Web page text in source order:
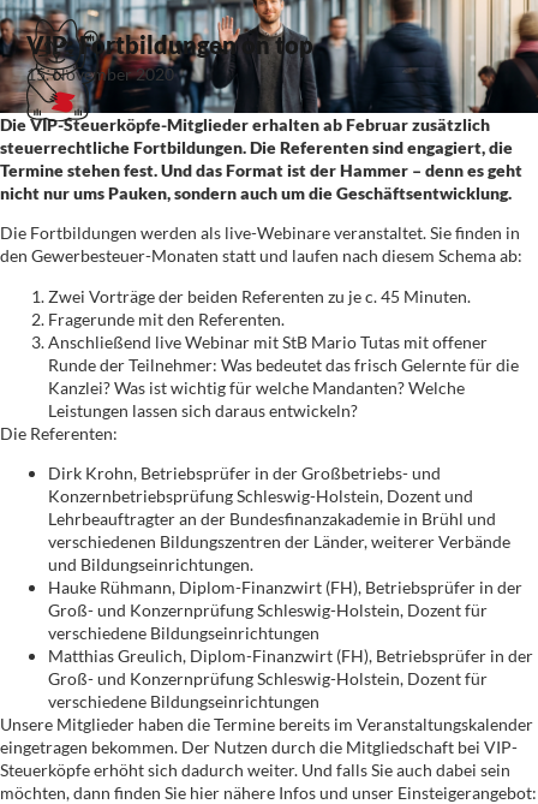
VIP: Fortbildungen on top
15. November 2020
Die VIP-Steuerköpfe-Mitglieder erhalten ab Februar zusätzlich
steuerrechtliche Fortbildungen. Die Referenten sind engagiert, die
Termine stehen fest. Und das Format ist der Hammer – denn es geht
nicht nur ums Pauken, sondern auch um die Geschäftsentwicklung.
Die Fortbildungen werden als live-Webinare veranstaltet. Sie finden in
den Gewerbesteuer-Monaten statt und laufen nach diesem Schema ab:
Zwei Vorträge der beiden Referenten zu je c. 45 Minuten.
Fragerunde mit den Referenten.
Anschließend live Webinar mit StB Mario Tutas mit offener
Runde der Teilnehmer: Was bedeutet das frisch Gelernte für die
Kanzlei? Was ist wichtig für welche Mandanten? Welche
Leistungen lassen sich daraus entwickeln?
Die Referenten:
Dirk Krohn, Betriebsprüfer in der Großbetriebs- und
Konzernbetriebsprüfung Schleswig-Holstein, Dozent und
Lehrbeauftragter an der Bundesfinanzakademie in Brühl und
verschiedenen Bildungszentren der Länder, weiterer Verbände
und Bildungseinrichtungen.
Hauke Rühmann, Diplom-Finanzwirt (FH), Betriebsprüfer in der
Groß- und Konzernprüfung Schleswig-Holstein, Dozent für
verschiedene Bildungseinrichtungen
Matthias Greulich, Diplom-Finanzwirt (FH), Betriebsprüfer in der
Groß- und Konzernprüfung Schleswig-Holstein, Dozent für
verschiedene Bildungseinrichtungen
Unsere Mitglieder haben die Termine bereits im Veranstaltungskalender
eingetragen bekommen. Der Nutzen durch die Mitgliedschaft bei VIP-
Steuerköpfe erhöht sich dadurch weiter. Und falls Sie auch dabei sein
möchten, dann finden Sie hier nähere Infos und unser Einsteigerangebot: